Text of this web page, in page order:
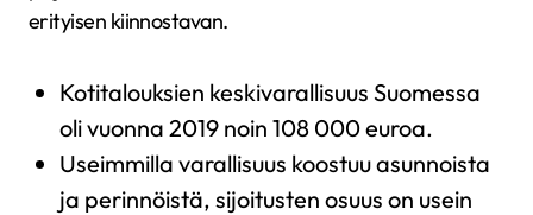
erityisen kiinnostavan.
Kotitalouksien keskivarallisuus Suomessa
oli vuonna 2019 noin 108 000 euroa.
Useimmilla varallisuus koostuu asunnoista
ja perinnöistä, sijoitusten osuus on usein